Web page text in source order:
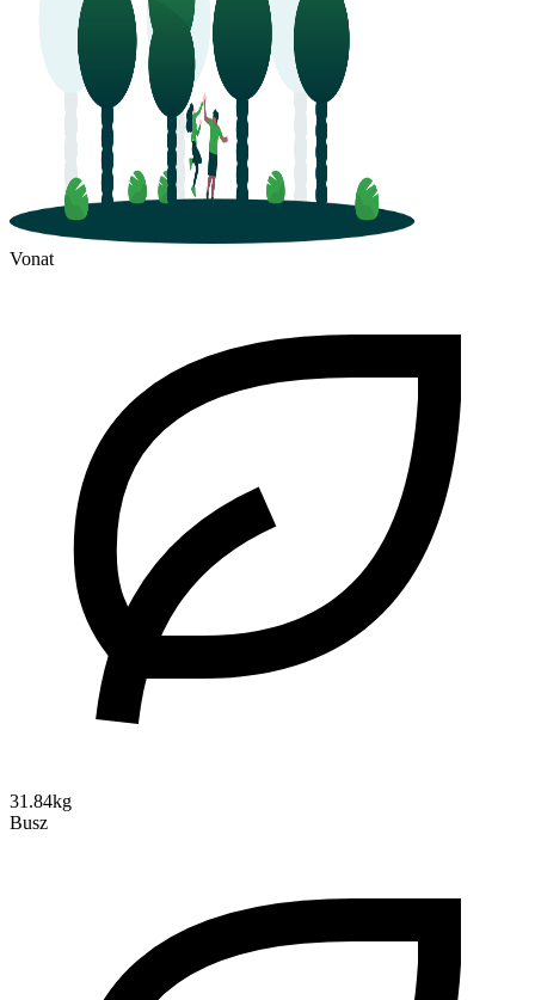
Vonat
31.84kg
Busz